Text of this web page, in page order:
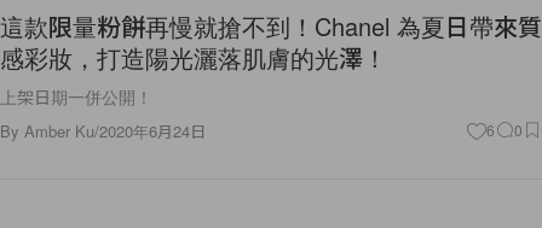
這款限量粉餅再慢就搶不到！Chanel 為夏日帶來質
感彩妝，打造陽光灑落肌膚的光澤！
上架日期一併公開！
By Amber Ku/2020年6月24日 6 0